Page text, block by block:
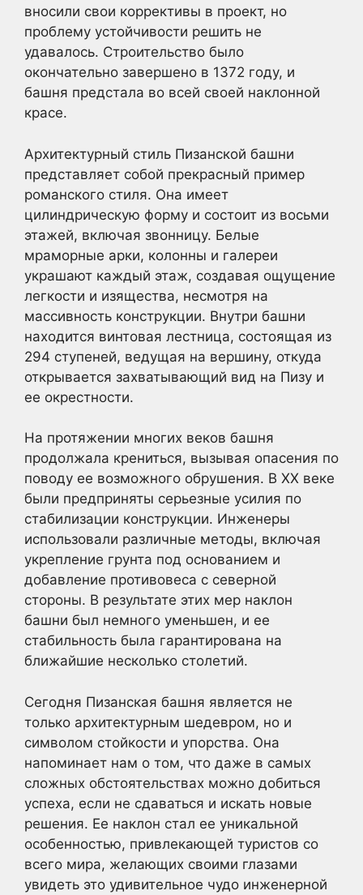
вносили свои коррективы в проект, но
проблему устойчивости решить не
удавалось. Строительство было
окончательно завершено в 1372 году, и
башня предстала во всей своей наклонной
красе.
Архитектурный стиль Пизанской башни
представляет собой прекрасный пример
романского стиля. Она имеет
цилиндрическую форму и состоит из восьми
этажей, включая звонницу. Белые
мраморные арки, колонны и галереи
украшают каждый этаж, создавая ощущение
легкости и изящества, несмотря на
массивность конструкции. Внутри башни
находится винтовая лестница, состоящая из
294 ступеней, ведущая на вершину, откуда
открывается захватывающий вид на Пизу и
ее окрестности.
На протяжении многих веков башня
продолжала крениться, вызывая опасения по
поводу ее возможного обрушения. В XX веке
были предприняты серьезные усилия по
стабилизации конструкции. Инженеры
использовали различные методы, включая
укрепление грунта под основанием и
добавление противовеса с северной
стороны. В результате этих мер наклон
башни был немного уменьшен, и ее
стабильность была гарантирована на
ближайшие несколько столетий.
Сегодня Пизанская башня является не
только архитектурным шедевром, но и
символом стойкости и упорства. Она
напоминает нам о том, что даже в самых
сложных обстоятельствах можно добиться
успеха, если не сдаваться и искать новые
решения. Ее наклон стал ее уникальной
особенностью, привлекающей туристов со
всего мира, желающих своими глазами
увидеть это удивительное чудо инженерной